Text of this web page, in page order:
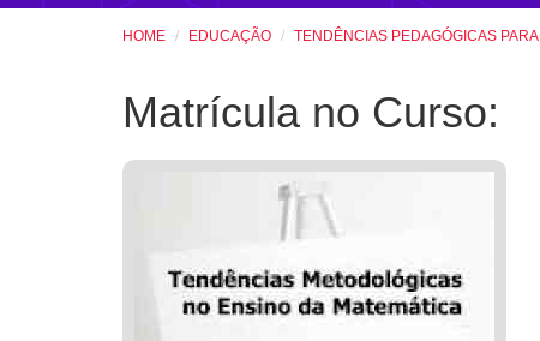
HOME EDUCAÇÃO TENDÊNCIAS PEDAGÓGICAS
Matrícula no Curso: